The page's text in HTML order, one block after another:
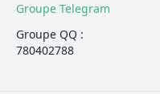
Groupe Telegram
Groupe QQ :
780402788